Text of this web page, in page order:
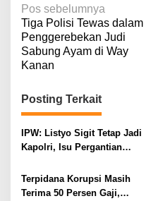
N
a
v
i
g
a
s
i
p
o
Pos sebelumnya
Tiga Polisi Tewas dalam
Penggerebekan Judi
Sabung Ayam di Way
Kanan
Posting Terkait
IPW: Listyo Sigit Tetap Jadi
Kapolri, Isu Pergantian
Kawanan Febrie Adriansyah
Terpidana Korupsi Masih
Terima 50 Persen Gaji,